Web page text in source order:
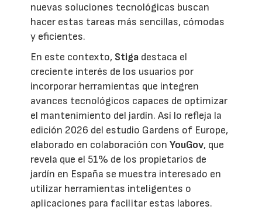
nuevas soluciones tecnológicas buscan
hacer estas tareas más sencillas, cómodas
y eficientes.
En este contexto, Stiga destaca el
creciente interés de los usuarios por
incorporar herramientas que integren
avances tecnológicos capaces de optimizar
el mantenimiento del jardín. Así lo refleja la
edición 2026 del estudio Gardens of Europe,
elaborado en colaboración conYouGov, que
revela que el 51% de los propietarios de
jardín en España se muestra interesado en
utilizar herramientas inteligentes o
aplicaciones para facilitar estas labores.